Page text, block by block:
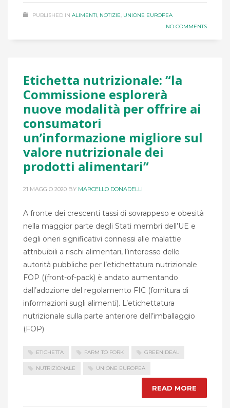
PUBLISHED IN ALIMENTI NOTIZIE UNIONE EUROPEA
NO COMMENTS
Etichetta nutrizionale: “la
Commissione esplorerà
nuove modalità per offrire ai
consumatori
un’informazione migliore sul
valore nutrizionale dei
prodotti alimentari”
21 MAGGIO 2020 BY MARCELLO DONADELLI
A fronte dei crescenti tassi di sovrappeso e obesità
nella maggior parte degli Stati membri dell’UE e
degli oneri significativi connessi alle malattie
attribuibili a rischi alimentari, l’interesse delle
autorità pubbliche per l’etichettatura nutrizionale
FOP ((front-of-pack) è andato aumentando
dall’adozione del regolamento FIC (fornitura di
informazioni sugli alimenti). L’etichettatura
nutrizionale sulla parte anteriore dell’imballaggio
(FOP)
ETICHETTA FARM TO FORK GREEN DEAL
NUTRIZIONALE UNIONE EUROPEA
READ MORE